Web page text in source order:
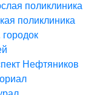
поликлиника
поликлиника
Нефтяников